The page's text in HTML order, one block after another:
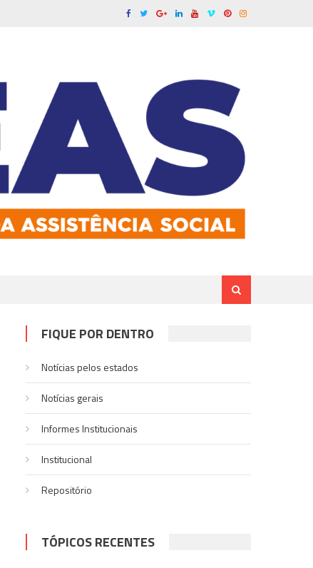
FIQUE POR DENTRO
Notícias pelos estados
Notí­cias gerais
Informes Institucionais
Institucional
Repositório
TÓPICOS RECENTES